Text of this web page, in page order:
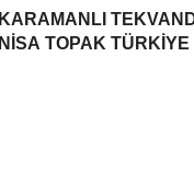
KARAMANLI
NİSA TOPAK TÜRKİYE